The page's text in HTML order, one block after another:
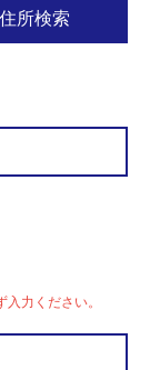
所検索
力ください。